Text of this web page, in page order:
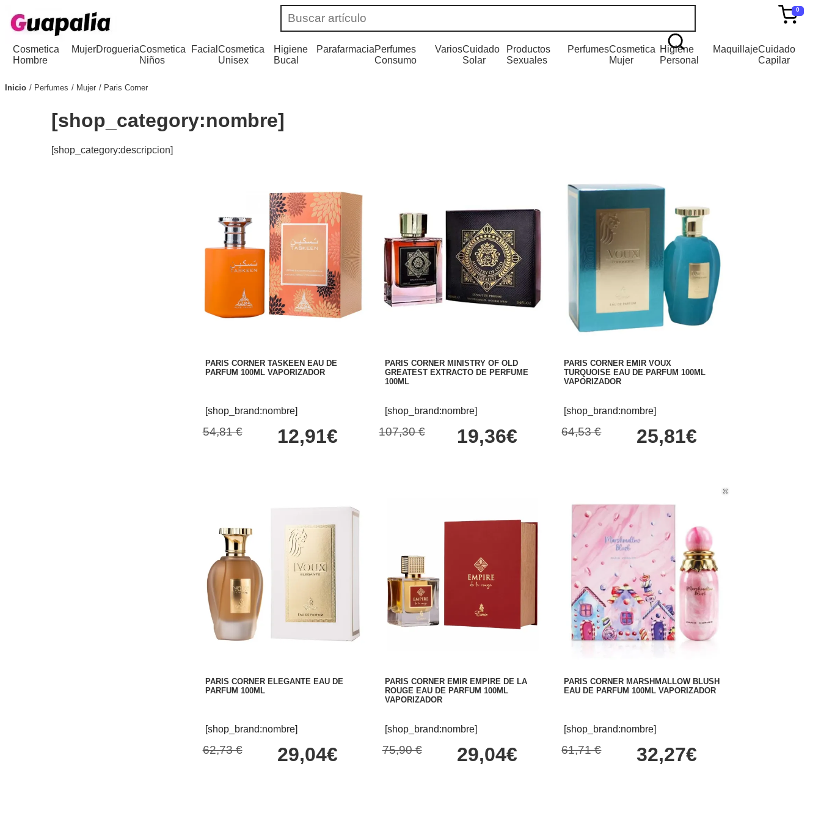
0
Cosmetica
Hombre
MujerDrogueriaCosmetica
Niños
FacialCosmetica
Unisex
Higiene
Bucal
ParafarmaciaPerfumes
Consumo
VariosCuidado
Solar
Productos
Sexuales
PerfumesCosmetica
Mujer
Higiene
Personal
MaquillajeCuidado
Capilar
Inicio Perfumes Mujer Paris Corner
[shop_category:nombre]
[shop_category:descripcion]
PARIS CORNER TASKEEN EAU DE
PARFUM 100ML VAPORIZADOR
[shop_brand:nombre]
54,81 € 12,91€
PARIS CORNER MINISTRY OF OLD
GREATEST EXTRACTO DE PERFUME
100ML
[shop_brand:nombre]
107,30 € 19,36€
PARIS CORNER EMIR VOUX
TURQUOISE EAU DE PARFUM 100ML
VAPORIZADOR
[shop_brand:nombre]
64,53 € 25,81€
PARIS CORNER ELEGANTE EAU DE
PARFUM 100ML
[shop_brand:nombre]
62,73 € 29,04€
PARIS CORNER EMIR EMPIRE DE LA
ROUGE EAU DE PARFUM 100ML
VAPORIZADOR
[shop_brand:nombre]
75,90 € 29,04€
PARIS CORNER MARSHMALLOW BLUSH
EAU DE PARFUM 100ML VAPORIZADOR
[shop_brand:nombre]
61,71 € 32,27€